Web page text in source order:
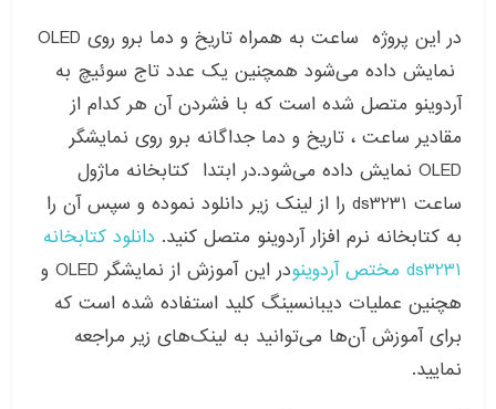
در این پروژه ساعت به همراه تاریخ و دما برو روی OLED
نمایش داده می‌شود همچنین یک عدد تاج سوئیچ به
آردوینو متصل شده است که با فشردن آن هر کدام از
مقادیر ساعت ، تاریخ و دما جداگانه برو روی نمایشگر
OLED نمایش داده می‌شود.در ابتدا کتابخانه ماژول
ساعت ds3231 را از لینک زیر دانلود نموده و سپس آن را
به کتابخانه نرم افزار آردوینو متصل کنید. دانلود کتابخانه
ds3231 مختص آردوینو
در این آموزش از نمایشگر OLED و
هچنین عملیات دیبانسینگ کلید استفاده شده است که
برای آموزش آن‌ها می‌توانید به لینک‌های زیر مراجعه
نمایید.